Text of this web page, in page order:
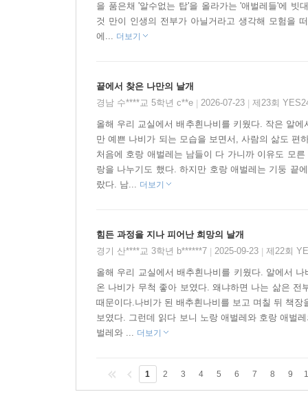
을 품은채 '알수없는 탑'을 올라가는 '애벌레들'에 빗
것 만이 인생의 전부가 아닐거라고 생각해 모험을
에... 더보기
끝에서 찾은 나만의 날개
경남 수****교 5학년 c**e
2026-07-23 제23회
올해 우리 교실에서 배추흰나비를 키웠다. 작은 알
만 예쁜 나비가 되는 모습을 보면서, 사람의 삶도 편
처음에 호랑 애벌레는 남들이 다 가니까 이유도 모
랑을 나누기도 했다. 하지만 호랑 애벌레는 기둥 끝
랐다. 남... 더보기
힘든 과정을 지나 피어난 희망의 날개
경기 산****교 3학년 b******7
2025-09-23 제22회
올해 우리 교실에서 배추흰나비를 키웠다. 알에서
온 나비가 무척 좋아 보였다. 왜냐하면 나는 삶은
때문이다.나비가 된 배추흰나비를 보고 며칠 뒤 책장
보였다. 그런데 읽다 보니 노랑 애벌레와 호랑 애벌
벌레와 ... 더보기
1 2 3 4 5 6 7 8 9